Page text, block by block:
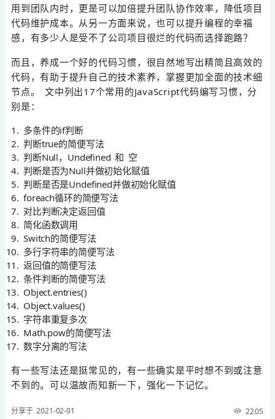
用到团队内时，更是可以加倍提升团队协作效率，降低项目
代码维护成本。从另一方面来说，也可以提升编程的幸福
感，有多少人是受不了公司项目很烂的代码而选择跑路？
而且，养成一个好的代码习惯，很自然地写出精简且高效的
代码，有助于提升自己的技术素养，掌握更加全面的技术细
节点。 文中列出17个常用的JavaScript代码编写习惯，分
别是：
多条件的if判断
判断true的简便写法
判断Null，Undefined 和 空
判断是否为Null并做初始化赋值
判断是否是Undefined并做初始化赋值
foreach循环的简便写法
对比判断决定返回值
简化函数调用
Switch的简便写法
多行字符串的简便写法
返回值的简便写法
条件判断的简便写法
Object.entries()
Object.values()
字符串重复多次
Math.pow的简便写法
数字分离的写法
有一些写法还是挺常见的，有一些确实是平时想不到或注意
不到的。可以温故而知新一下，强化一下记忆。
分享于 2021-02-01
2205